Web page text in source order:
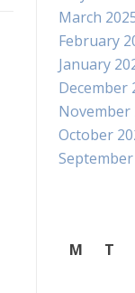
March
February
January
December
November
October
M
T